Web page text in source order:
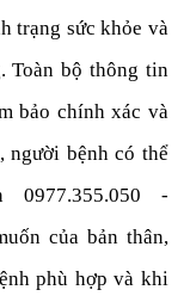
trạng sức khỏe và
Toàn bộ thông tin
bảo chính xác và
người bệnh có thể
-
của bản thân,
phù hợp và khi